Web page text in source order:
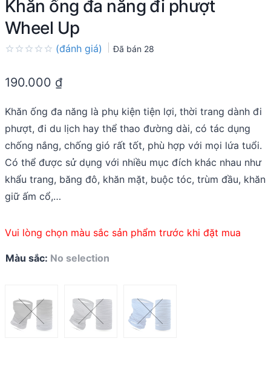
Khăn ống đa năng đi phượt
Wheel Up
out
(đánh giá) Đã bán 28
190.000 ₫
Khăn ống đa năng là phụ kiện tiện lợi, thời trang dành đi
phượt, đi du lịch hay thể thao đường dài, có tác dụng
chống nắng, chống gió rất tốt, phù hợp với mọi lứa tuổi.
Có thể được sử dụng với nhiều mục đích khác nhau như
khẩu trang, băng đô, khăn mặt, buộc tóc, trùm đầu, khăn
giữ ấm cổ,…
Vui lòng chọn màu sắc sản phẩm trước khi đặt mua
Màu sắc: No selection